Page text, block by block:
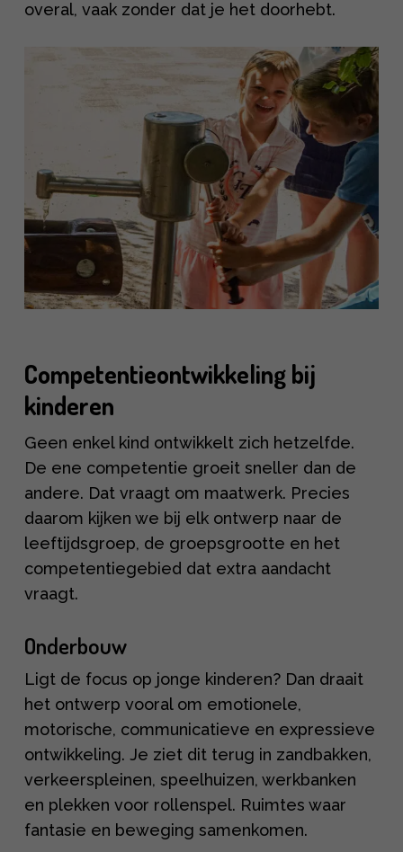
overal, vaak zonder dat je het doorhebt.
Competentieontwikkeling bij
kinderen
Geen enkel kind ontwikkelt zich hetzelfde.
De ene competentie groeit sneller dan de
andere. Dat vraagt om maatwerk. Precies
daarom kijken we bij elk ontwerp naar de
leeftijdsgroep, de groepsgrootte en het
competentiegebied dat extra aandacht
vraagt.
Onderbouw
Ligt de focus op jonge kinderen? Dan draait
het ontwerp vooral om emotionele,
motorische, communicatieve en expressieve
ontwikkeling. Je ziet dit terug in zandbakken,
verkeerspleinen, speelhuizen, werkbanken
en plekken voor rollenspel. Ruimtes waar
fantasie en beweging samenkomen.